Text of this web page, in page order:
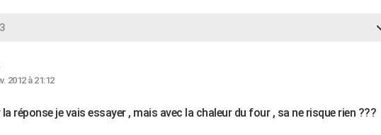
2012 à 21:12
réponse je vais essayer , mais avec la chaleur du four , sa ne risque rien ???